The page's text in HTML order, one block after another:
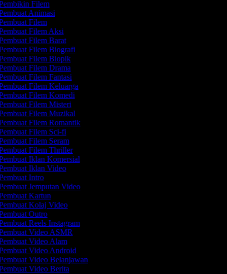
Filem
Animasi
Filem
Filem Aksi
Filem Barat
Filem Biografi
Filem Biopik
Filem Drama
Filem Fantasi
Filem Keluarga
Filem Komedi
Filem Misteri
Filem Muzikal
Filem Romantik
Filem Sci-fi
Filem Seram
Filem Thriller
Iklan Komersial
Iklan Video
Intro
Jemputan Video
Kartun
Kolaj Video
Outro
Reels Instagram
Video ASMR
Video Alam
Video Android
Video Belanjawan
Video Berita